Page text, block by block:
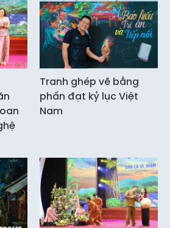
Tranh ghép vẽ bằng
phấn đạt kỷ lục Việt
Nam